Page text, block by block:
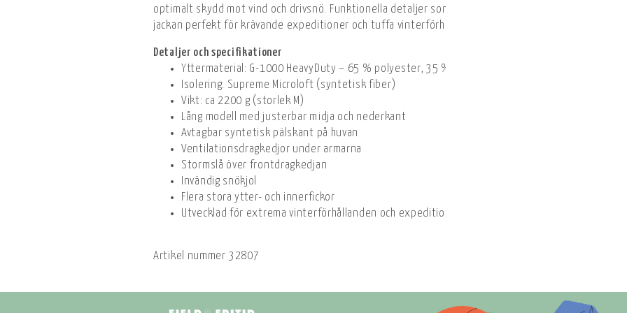
optimalt skydd mot vind och drivsnö. Funktionella detaljer som ventilationsdragkedjor, stormslå,
jackan perfekt för krävande expeditioner och tuffa vinterförhållanden.
Detaljer och specifikationer
Yttermaterial: G-1000 HeavyDuty – 65 % polyester, 35 % bomull
Isolering: Supreme Microloft (syntetisk fiber)
Vikt: ca 2200 g (storlek M)
Lång modell med justerbar midja och nederkant
Avtagbar syntetisk pälskant på huvan
Ventilationsdragkedjor under armarna
Stormslå över frontdragkedjan
Invändig snökjol
Flera stora ytter- och innerfickor
Utvecklad för extrema vinterförhållanden och expeditioner
Artikel nummer 32807